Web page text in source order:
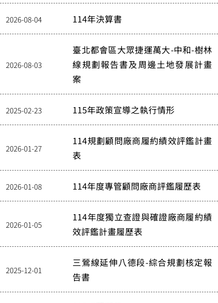
2026-08-04 114年決算書
2026-08-03
臺北都會區大眾捷運萬大-中和-樹林
線規劃報告書及周邊土地發展計畫
案
2025-02-23 115年政策宣導之執行情形
2026-01-27
114規劃顧問廠商履約績效評鑑計畫
表
2026-01-08 114年度專管顧問廠商評鑑履歷表
2026-01-05
114年度獨立查證與確證廠商履約績
效評鑑計畫履歷表
2025-12-01
三鶯線延伸八德段-綜合規劃核定報
告書